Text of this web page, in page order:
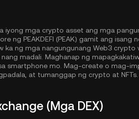
iyong mga crypto asset ang mga
ng PEAKDEFI (PEAK) gamit ang isang
ka ng mga nangungunang Web3
madali. Maghanap ng
smartphone mo. Mag-create o mag-
at tumanggap ng crypto at NFTs.
(Mga DEX)